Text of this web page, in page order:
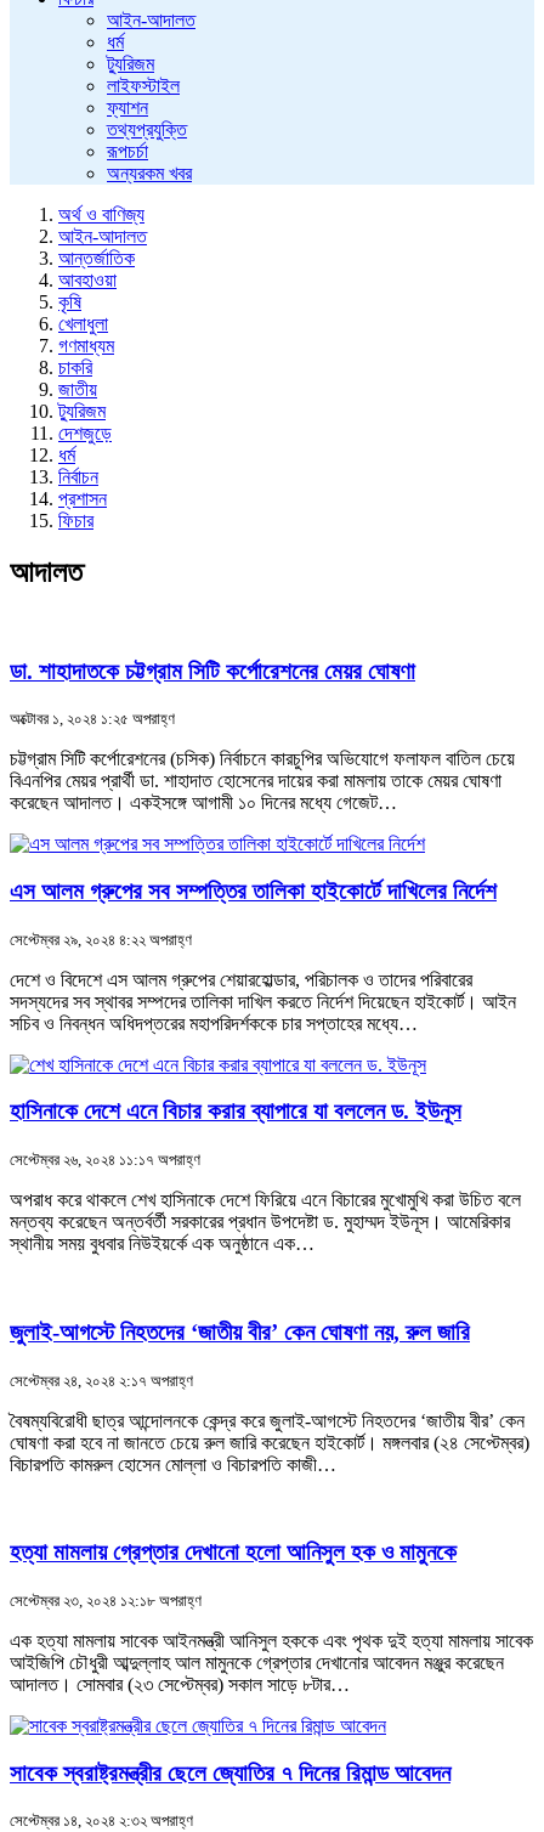
আইন-আদালত
ধর্ম
ট্যুরিজম
লাইফস্টাইল
ফ্যাশন
তথ্যপ্রযুক্তি
রূপচর্চা
অন্যরকম খবর
অর্থ ও বাণিজ্য
আইন-আদালত
আন্তর্জাতিক
আবহাওয়া
কৃষি
খেলাধুলা
গণমাধ্যম
চাকরি
জাতীয়
ট্যুরিজম
দেশজুড়ে
ধর্ম
নির্বাচন
প্রশাসন
ফিচার
আদালত
ডা. শাহাদাতকে চট্টগ্রাম সিটি কর্পোরেশনের মেয়র ঘোষণা
অক্টোবর ১, ২০২৪ ১:২৫ অপরাহ্ণ
চট্টগ্রাম সিটি কর্পোরেশনের (চসিক) নির্বাচনে কারচুপির অভিযোগে ফলাফল বাতিল চেয়ে
বিএনপির মেয়র প্রার্থী ডা. শাহাদাত হোসেনের দায়ের করা মামলায় তাকে মেয়র ঘোষণা
করেছেন আদালত। একইসঙ্গে আগামী ১০ দিনের মধ্যে গেজেট…
এস আলম গ্রুপের সব সম্পত্তির তালিকা হাইকোর্টে দাখিলের নির্দেশ
সেপ্টেম্বর ২৯, ২০২৪ ৪:২২ অপরাহ্ণ
দেশে ও বিদেশে এস আলম গ্রুপের শেয়ারহোল্ডার, পরিচালক ও তাদের পরিবারের
সদস্যদের সব স্থাবর সম্পদের তালিকা দাখিল করতে নির্দেশ দিয়েছেন হাইকোর্ট। আইন
সচিব ও নিবন্ধন অধিদপ্তরের মহাপরিদর্শককে চার সপ্তাহের মধ্যে…
হাসিনাকে দেশে এনে বিচার করার ব্যাপারে যা বললেন ড. ইউনূস
সেপ্টেম্বর ২৬, ২০২৪ ১১:১৭ অপরাহ্ণ
অপরাধ করে থাকলে শেখ হাসিনাকে দেশে ফিরিয়ে এনে বিচারের মুখোমুখি করা উচিত বলে
মন্তব্য করেছেন অন্তর্বর্তী সরকারের প্রধান উপদেষ্টা ড. মুহাম্মদ ইউনূস। আমেরিকার
স্থানীয় সময় বুধবার নিউইয়র্কে এক অনুষ্ঠানে এক…
জুলাই-আগস্টে নিহতদের ‘জাতীয় বীর’ কেন ঘোষণা নয়, রুল জারি
সেপ্টেম্বর ২৪, ২০২৪ ২:১৭ অপরাহ্ণ
বৈষম্যবিরোধী ছাত্র আন্দোলনকে কেন্দ্র করে জুলাই-আগস্টে নিহতদের ‘জাতীয় বীর’ কেন
ঘোষণা করা হবে না জানতে চেয়ে রুল জারি করেছেন হাইকোর্ট। মঙ্গলবার (২৪ সেপ্টেম্বর)
বিচারপতি কামরুল হোসেন মোল্লা ও বিচারপতি কাজী…
হত্যা মামলায় গ্রেপ্তার দেখানো হলো আনিসুল হক ও মামুনকে
সেপ্টেম্বর ২৩, ২০২৪ ১২:১৮ অপরাহ্ণ
এক হত্যা মামলায় সাবেক আইনমন্ত্রী আনিসুল হককে এবং পৃথক দুই হত্যা মামলায় সাবেক
আইজিপি চৌধুরী আব্দুল্লাহ আল মামুনকে গ্রেপ্তার দেখানোর আবেদন মঞ্জুর করেছেন
আদালত। সোমবার (২৩ সেপ্টেম্বর) সকাল সাড়ে ৮টার…
সাবেক স্বরাষ্ট্রমন্ত্রীর ছেলে জ্যোতির ৭ দিনের রিমান্ড আবেদন
সেপ্টেম্বর ১৪, ২০২৪ ২:৩২ অপরাহ্ণ